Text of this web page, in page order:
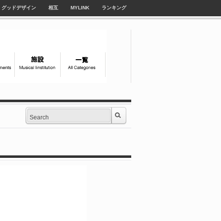
グッドデザイン 相互 MYLINK ランキング